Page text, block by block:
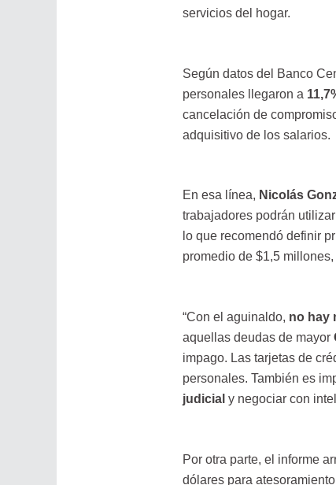
servicios del hogar.
Según datos del Banco
personales llegaron a
cancelación de
adquisitivo de los salarios.
En esa línea, Nicolás
trabajadores podrán
lo que recomendó definir
promedio de $1,5
“Con el aguinaldo, no hay
aquellas deudas de mayor
impago. Las tarjetas de
personales. También es
judicial y negociar con
Por otra parte, el informe
dólares para